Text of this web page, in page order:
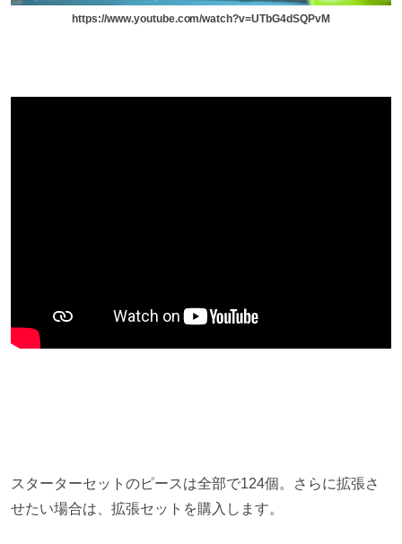
https://www.youtube.com/watch?v=UTbG4dSQPvM
スターターセットのピースは全部で124個。さらに拡張さ
せたい場合は、拡張セットを購入します。